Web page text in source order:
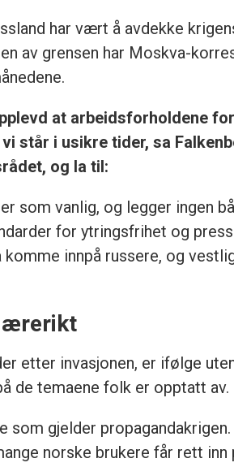
har vært å avdekke
av grensen har Moskva-
at arbeidsforholdene
står i usikre tider, sa
og la til:
som vanlig, og legger ingen
for ytringsfrihet og
komme innpå russere, og
etter invasjonen, er ifølge
de temaene folk er opptatt av.
gjelder propagandakrigen.
norske brukere får rett inn